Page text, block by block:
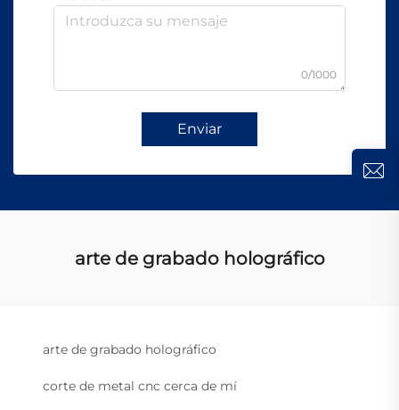
0/1000
Enviar
arte de grabado holográfico
arte de grabado holográfico
corte de metal cnc cerca de mí